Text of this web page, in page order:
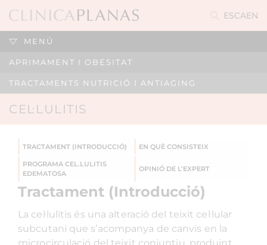
ESCAEN
MENÚ
APRIMAMENT I OBESITAT
TRACTAMENTS NUTRICIÓ I ANTIAGING
CEL·LULITIS
TRACTAMENT (INTRODUCCIÓ) EN QUÈ CONSISTEIX
PROGRAMA CEL.LULITIS
EDEMATOSA
OPINIÓ DE L’EXPERT
Tractament (Introducció)
La cel·lulitis és una alteració del teixit cel·lular
subcutani que s’acompanya de canvis en la